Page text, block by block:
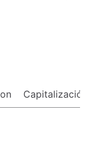
Capitalización